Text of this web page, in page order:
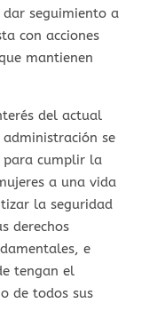
dar seguimiento a
con acciones
mantienen
del actual
se
para cumplir la
a una vida
la seguridad
derechos
e
tengan el
de todos sus